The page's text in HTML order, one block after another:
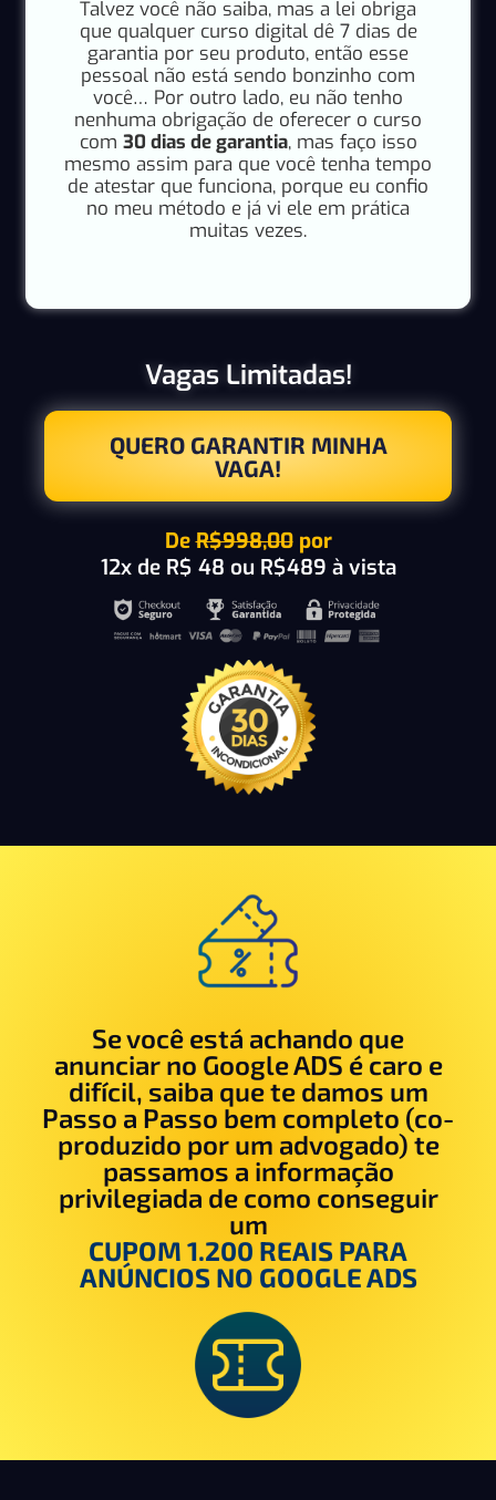
Talvez você não saiba, mas a lei obriga
que qualquer curso digital dê 7 dias de
garantia por seu produto, então esse
pessoal não está sendo bonzinho com
você… Por outro lado, eu não tenho
nenhuma obrigação de oferecer o curso
com 30 dias de garantia, mas faço isso
mesmo assim para que você tenha tempo
de atestar que funciona, porque eu confio
no meu método e já vi ele em prática
muitas vezes.
Vagas Limitadas!
QUERO GARANTIR MINHA
VAGA!
DeR$998,00por
12x de R$ 48 ou R$489 à vista
Se você está achando que
anunciar no Google ADS é caro e
difícil, saiba que te damos um
Passo a Passo bem completo (co-
produzido por um advogado) te
passamos a informação
privilegiada de como conseguir
um
CUPOM 1.200 REAIS PARA
ANÚNCIOS NO GOOGLE ADS